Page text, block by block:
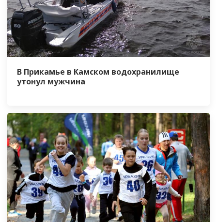
В Прикамье в Камском водохранилище
утонул мужчина